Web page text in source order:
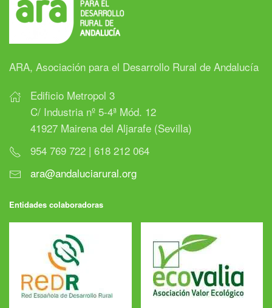
ARA, Asociación para el Desarrollo Rural de Andalucía
Edificio Metropol 3
C/ Industria nº 5-4ª Mód. 12
41927 Mairena del Aljarafe (Sevilla)
954 769 722 | 618 212 064
ara@andaluciarural.org
Entidades colaboradoras